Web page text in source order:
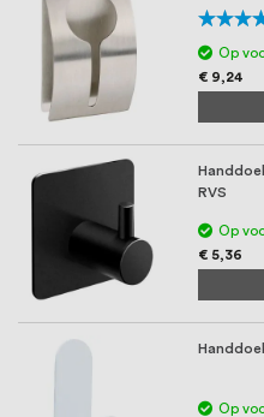
80%
Op
€ 9,24
RVS
Op
€ 5,36
Op